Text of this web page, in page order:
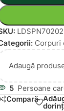
LDSPN70202
Corpuri
Adaugă
5 Persoane
Compară